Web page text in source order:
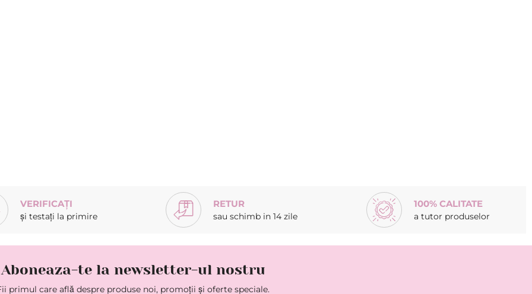
VERIFICAȚI
și testați la primire
RETUR
sau schimb in 14 zile
100% CALITATE
a tutor produselor
Aboneaza-te la newsletter-ul nostru
primul care află despre produse noi, promoții și oferte speciale.